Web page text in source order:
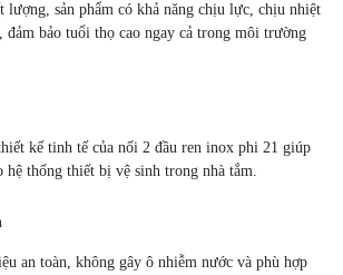
lượng, sản phẩm có khả năng chịu lực, chịu nhiệt
đảm bảo tuổi thọ cao ngay cả trong môi trường
kế tinh tế của nối 2 đầu ren inox phi 21 giúp
hệ thống thiết bị vệ sinh trong nhà tắm.
an toàn, không gây ô nhiễm nước và phù hợp